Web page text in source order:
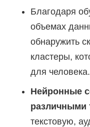
Благодаря
объемах
обнаружить
кластеры,
для человека.
Нейронные
различными
текстовую,